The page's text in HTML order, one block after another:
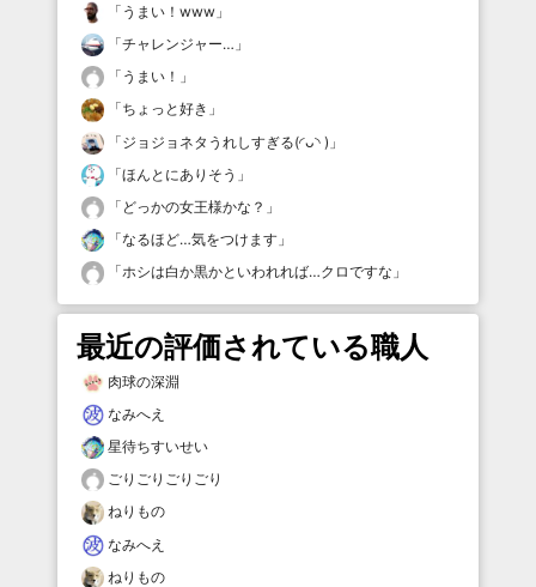
「 うまい！www 」
「チャレンジャー… 」
「 うまい！ 」
「ちょっと好き 」
「ジョジョネタうれしすぎる(◜ᴗ◝ ) 」
「ほんとにありそう 」
「 どっかの女王様かな？ 」
「なるほど…気をつけます 」
「ホシは白か黒かといわれれば…クロですな 」
最近の評価されている職人
肉球の深淵
なみへえ
星待ちすいせい
ごりごりごりごり
ねりもの
なみへえ
ねりもの